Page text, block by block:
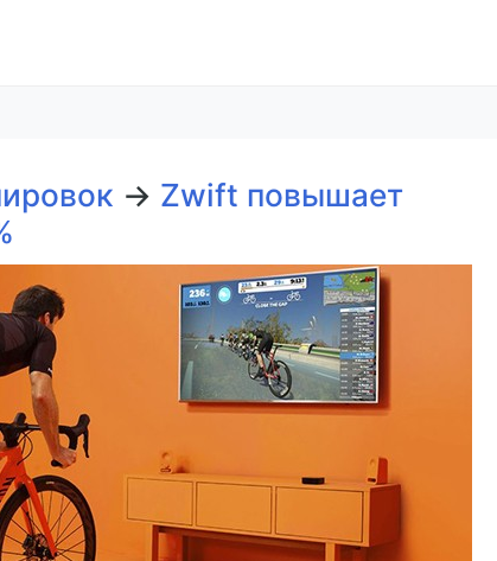
→ Zwift повышает